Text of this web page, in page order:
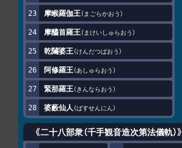
摩睺羅伽王 まごらかおう
摩醯首羅王 まけいしゅらおう
乾闥婆王 けんだつばおう
阿修羅王 あしゅらおう
緊那羅王 きんならおう
婆藪仙人 ばすせんにん
《二十八部衆（千手観音造次第法儀軌）》